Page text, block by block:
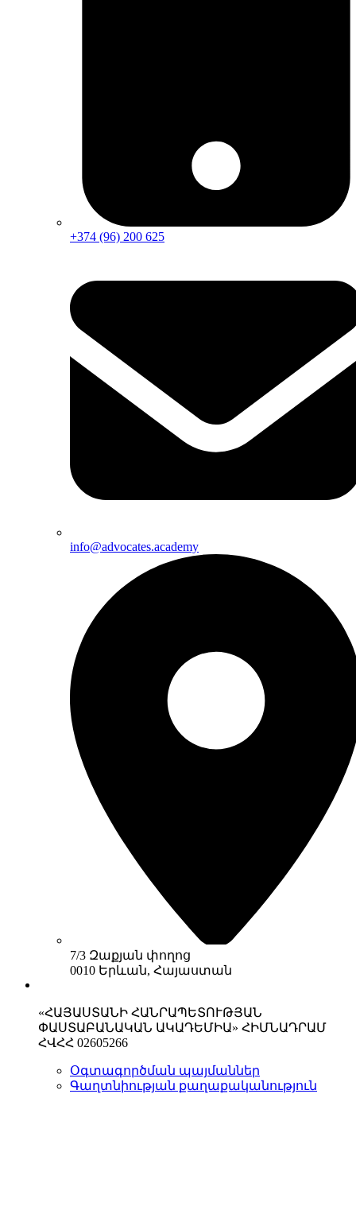
+374 (96) 200 625
info@advocates.academy
7/3 Զաքյան փողոց
0010 Երևան, Հայաստան
«ՀԱՅԱՍՏԱՆԻ ՀԱՆՐԱՊԵՏՈՒԹՅԱՆ
ՓԱՍՏԱԲԱՆԱԿԱՆ ԱԿԱԴԵՄԻԱ» ՀԻՄՆԱԴՐԱՄ
ՀՎՀՀ 02605266
Օգտագործման պայմաններ
Գաղտնիության քաղաքականություն